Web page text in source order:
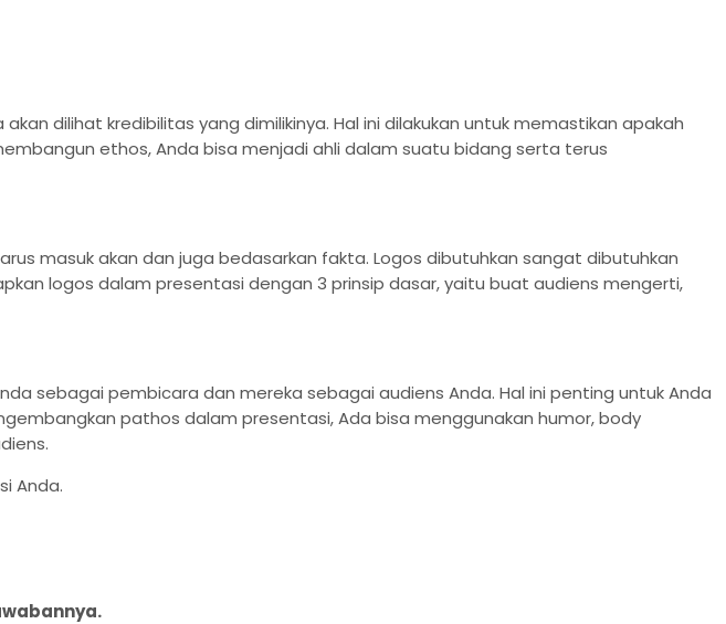
dilihat kredibilitas yang dimilikinya. Hal ini dilakukan untuk memastikan apakah
ethos, Anda bisa menjadi ahli dalam suatu bidang serta terus
masuk akan dan juga bedasarkan fakta. Logos dibutuhkan sangat dibutuhkan
logos dalam presentasi dengan 3 prinsip dasar, yaitu buat audiens mengerti,
sebagai pembicara dan mereka sebagai audiens Anda. Hal ini penting untuk Anda
pathos dalam presentasi, Ada bisa menggunakan humor, body
Anda.